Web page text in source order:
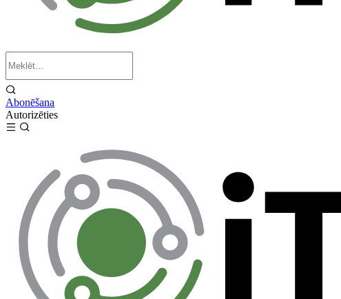
Abonēšana
Autorizēties